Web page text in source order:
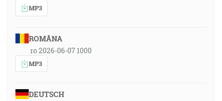
MP3
ROMÂNA
ro 2026-06-07 1000
MP3
DEUTSCH